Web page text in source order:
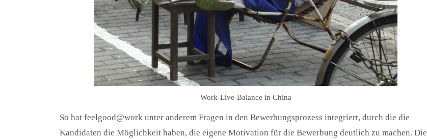
Work-Live-Balance in China
So hat feelgood@work unter anderem Fragen in den Bewerbungsprozess integriert, durch die die
Kandidaten die Möglichkeit haben, die eigene Motivation für die Bewerbung deutlich zu machen. Die